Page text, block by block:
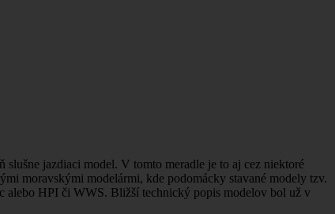
slušne jazdiaci model. V tomto meradle je to aj cez niektoré
moravskými modelármi, kde podomácky stavané modely tzv.
alebo HPI či WWS. Bližší technický popis modelov bol už v